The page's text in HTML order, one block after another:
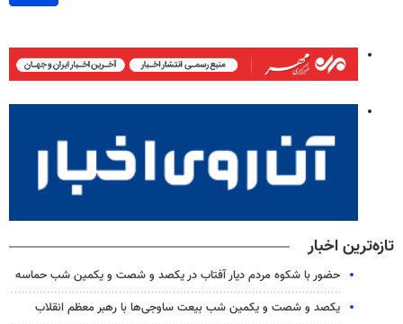
تازه‌ترین اخبار
حضور با شکوه مردم دیار آفتاب در یکصد و شصت و یکمین شب حماسه
یکصد و شصت و یکمین شب بیعت ساوجی‌ها با رهبر معظم انقلاب